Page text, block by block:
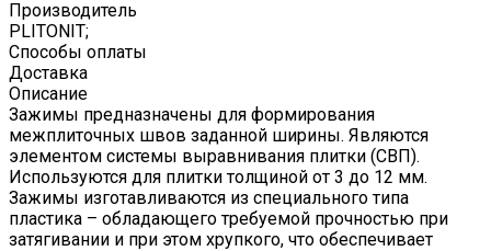
Производитель
PLITONIT;
Способы оплаты
Доставка
Описание
Зажимы предназначены для формирования
межплиточных швов заданной ширины. Являются
элементом системы выравнивания плитки (СВП).
Используются для плитки толщиной от 3 до 12 мм.
Зажимы изготавливаются из специального типа
пластика – обладающего требуемой прочностью при
затягивании и при этом хрупкого, что обеспечивает